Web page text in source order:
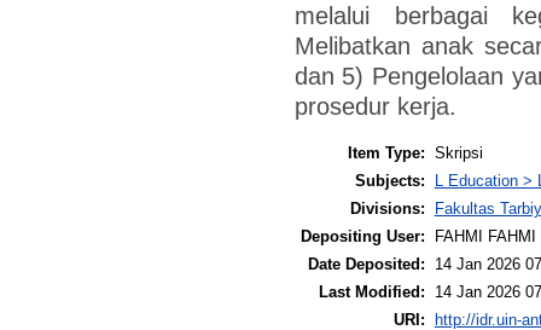
melalui berbagai
Melibatkan anak
dan 5) Pengelolaan
prosedur kerja.
Item Type: Skripsi
Subjects:
L Education >
Divisions:
Fakultas
Depositing User:
FAHMI FAHMI
Date Deposited:
14 Jan 2026
Last Modified:
14 Jan 2026
URI: http://idr.uin-